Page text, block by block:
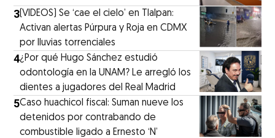
3 (VIDEOS) Se ‘cae el cielo’ en Tlalpan:
Activan alertas Púrpura y Roja en CDMX
por lluvias torrenciales
4¿Por qué Hugo Sánchez estudió
odontología en la UNAM? Le arregló los
dientes a jugadores del Real Madrid
5Caso huachicol fiscal: Suman nueve los
detenidos por contrabando de
combustible ligado a Ernesto ‘N’